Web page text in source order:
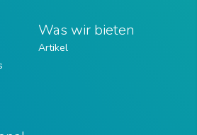
Was wir bieten
Artikel